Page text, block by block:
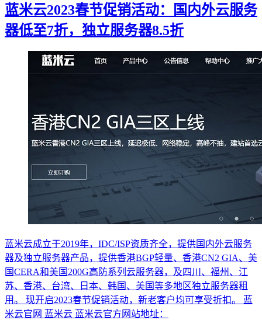
蓝米云2023春节促销活动：国内外云服务
器低至7折，独立服务器8.5折
蓝米云成立于2019年，IDC/ISP资质齐全，提供国内外云服务
器及独立服务器产品，提供香港BGP轻量、香港CN2 GIA、美
国CERA和美国200G高防系列云服务器，及四川、福州、江
苏、香港、台湾、日本、韩国、美国等多地区独立服务器租
用。 现开启2023春节促销活动，新老客户均可享受折扣。 蓝
米云官网 蓝米云 蓝米云官方网站地址：